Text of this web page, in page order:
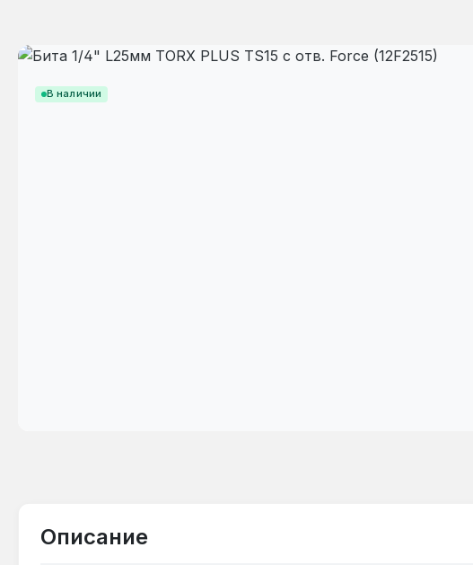
В наличии
Пропустить галерею изображений
Описание